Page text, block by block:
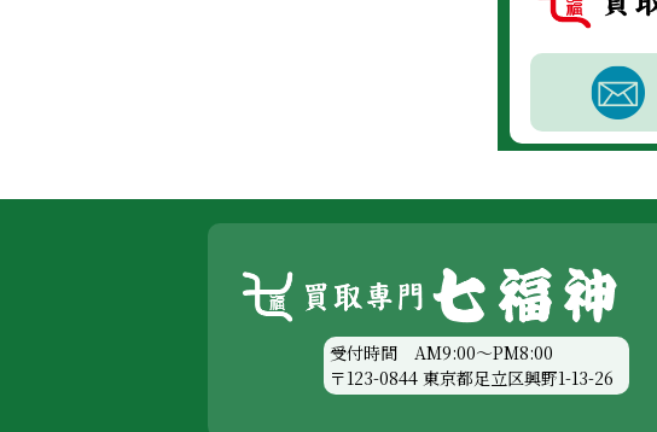
受付時間 AM9:00～PM8:00
〒123-0844 東京都足立区興野1-13-26